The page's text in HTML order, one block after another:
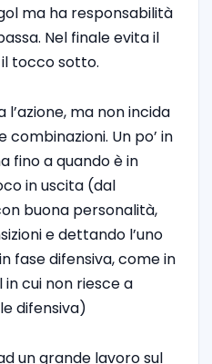
ma ha responsabilità
Nel finale evita il
tocco sotto.
ma non incida
Un po’ in
fino a quando è in
in uscita (dal
buona personalità,
e dettando l’uno
fase difensiva, come in
cui non riesce a
difensiva)
un grande lavoro sul